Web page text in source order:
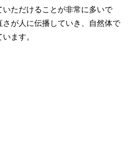
ただけることが非常に多いで
が人に伝播していき、自然体で
ます。